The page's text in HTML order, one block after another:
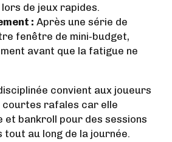
de jeux rapides.
: Après une série de
fenêtre de mini‑budget,
avant que la fatigue ne
convient aux joueurs
courtes rafales car elle
et bankroll pour des sessions
au long de la journée.